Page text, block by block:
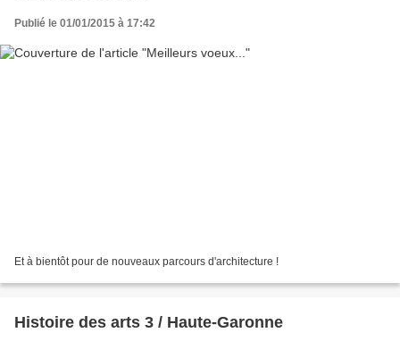
Publié le 01/01/2015 à 17:42
Et à bientôt pour de nouveaux parcours d'architecture !
Histoire des arts 3 / Haute-Garonne